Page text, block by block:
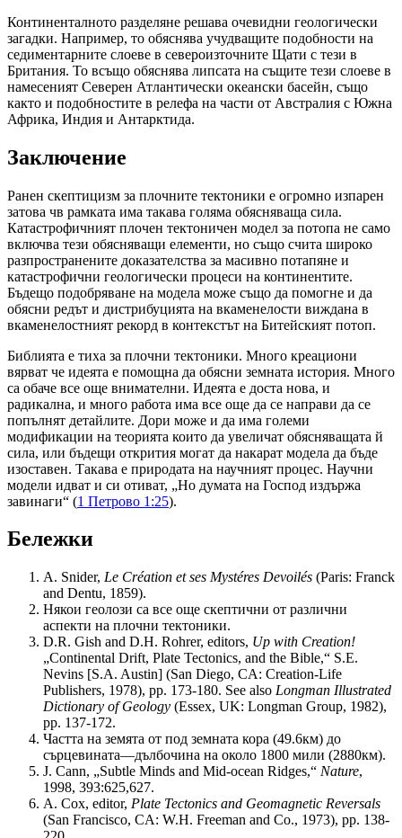
Континенталното разделяне решава очевидни геологически
загадки. Например, то обяснява учудващите подобности на
седиментарните слоеве в североизточните Щати с тези в
Британия. То всъщо обяснява липсата на същите тези слоеве в
намесеният Северен Атлантически океански басейн, също
както и подобностите в релефа на части от Австралия с Южна
Африка, Индия и Антарктида.
Заключение
Ранен скептицизм за плочните тектоники е огромно изпарен
затова чв рамката има такава голяма обясняваща сила.
Катастрофичният плочен тектоничен модел за потопа не само
включва тези обясняващи елементи, но също счита широко
разпространените доказателства за масивно потапяне и
катастрофични геологически процеси на континентите.
Бъдещо подобряване на модела може също да помогне и да
обясни редът и дистрибуцията на вкаменелости виждана в
вкаменелостният рекорд в контекстът на Битейският потоп.
Библията е тиха за плочни тектоники. Много креациони
вярват че идеята е помощна да обясни земната история. Много
са обаче все още внимателни. Идеята е доста нова, и
радикална, и много работа има все още да се направи да се
попълнят детайлите. Дори може и да има големи
модификации на теорията които да увеличат обясняващата й
сила, или бъдещи открития могат да накарат модела да бъде
изоставен. Такава е природата на научният процес. Научни
модели идват и си отиват, „Но думата на Господ издържа
завинаги“ (1 Петрово 1:25).
Бележки
A. Snider, Le Création et ses Mystéres Devoilés (Paris: Franck
and Dentu, 1859).
Някои геолози са все още скептични от различни
аспекти на плочни тектоники.
D.R. Gish and D.H. Rohrer, editors, Up with Creation!
„Continental Drift, Plate Tectonics, and the Bible,“ S.E.
Nevins [S.A. Austin] (San Diego, CA: Creation-Life
Publishers, 1978), pp. 173-180. See also Longman Illustrated
Dictionary of Geology (Essex, UK: Longman Group, 1982),
pp. 137-172.
Частта на земята от под земната кора (49.6км) до
сърцевината—дълбочина на около 1800 мили (2880км).
J. Cann, „Subtle Minds and Mid-ocean Ridges,“ Nature,
1998, 393:625,627.
A. Cox, editor, Plate Tectonics and Geomagnetic Reversals
(San Francisco, CA: W.H. Freeman and Co., 1973), pp. 138-